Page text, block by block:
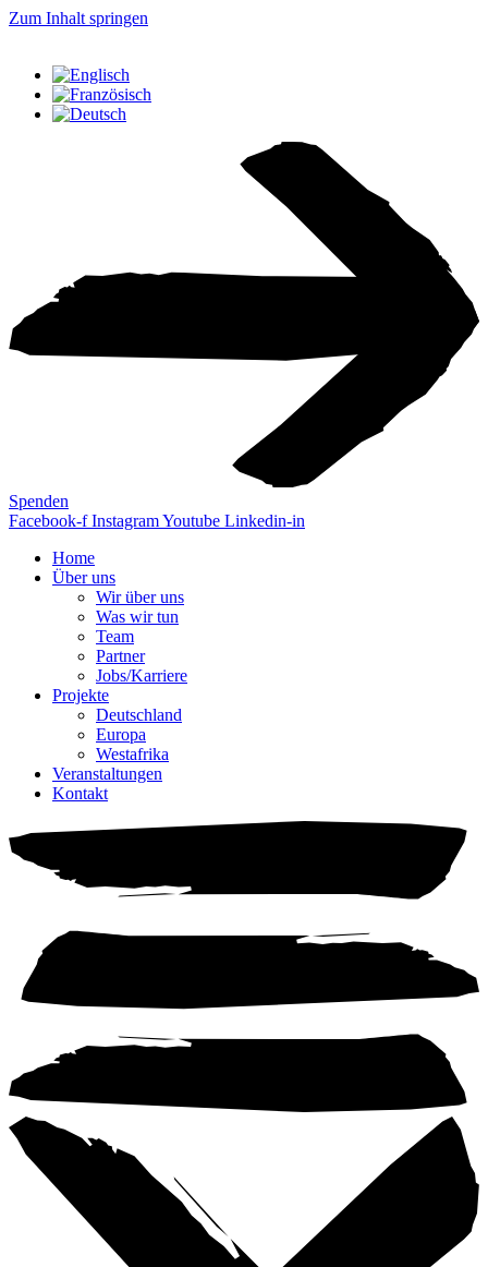
Zum Inhalt springen
Spenden
Facebook-f InstagramYoutube Linkedin-in
Home
Über uns
Wir über uns
Was wir tun
Team
Partner
Jobs/Karriere
Projekte
Deutschland
Europa
Westafrika
Veranstaltungen
Kontakt